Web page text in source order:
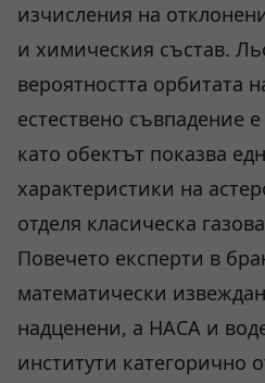
изчисления на
и химическия състав.
вероятността орбитата
естествено съвпадение
като обектът показва
характеристики на
отделя класическа
Повечето експерти в
математически
надценени, а НАСА и
институти категорично